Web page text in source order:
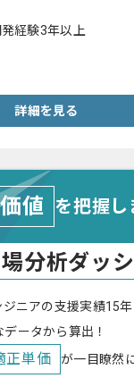
経験3年以上
詳細を見る
値 を把握
分析ダッ
ジニアの支援実績15
ータから算出！
正単価 が一目瞭然